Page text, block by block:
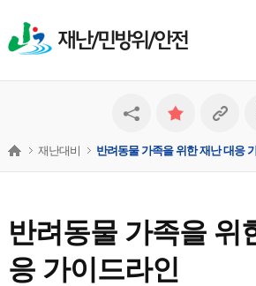
재난/민방위/안전
반려동물 가족을 위
응 가이드라인
재난대비 반려동물 가족을 위한 재난 대응